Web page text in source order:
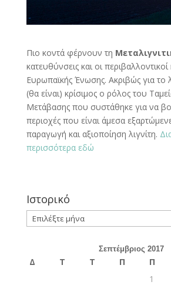
Πιο κοντά φέρνουν τη
κατευθύνσεις και οι
Ευρωπαϊκής Ένωσης. Ακριβώς για το
(θα είναι) κρίσιμος ο ρόλος του
Μετάβασης που συστάθηκε για να
περιοχές που είναι άμεσα
παραγωγή και αξιοποίηση λιγνίτη.
περισσότερα εδώ
Ιστορικό
Ιστορικό
Σεπτέμβριος 2017
Δ Τ Τ Π Π
1